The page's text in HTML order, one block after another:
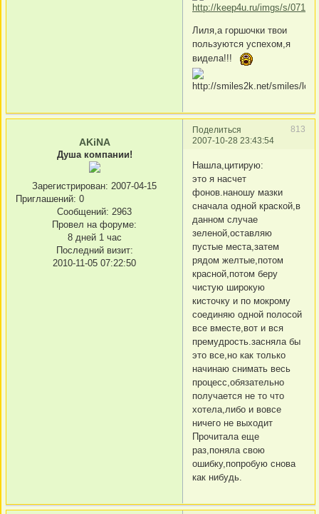
Лиля,а горшочки твои
пользуются успехом,я
видела!!!
Поделиться
813
2007-10-28 23:43:54
AKiNA
Душа компании!
Зарегистрирован: 2007-04-15
Приглашений: 0
Сообщений: 2963
Провел на форуме:
8 дней 1 час
Последний визит:
2010-11-05 07:22:50
Нашла,цитирую:
это я насчет
фонов.наношу мазки
сначала одной краской,в
данном случае
зеленой,оставляю
пустые места,затем
рядом желтые,потом
красной,потом беру
чистую широкую
кисточку и по мокрому
соединяю одной полосой
все вместе,вот и вся
премудрость.засняла бы
это все,но как только
начинаю снимать весь
процесс,обязательно
получается не то что
хотела,либо и вовсе
ничего не выходит
Прочитала еще
раз,поняла свою
ошибку,попробую снова
как нибудь.